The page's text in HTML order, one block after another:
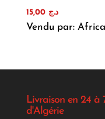
د.ج 15,00
Vendu par:
Livraison en 24 à
d'Algérie